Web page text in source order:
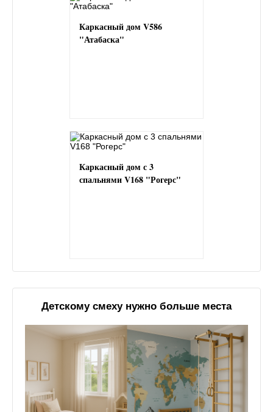
Каркасный дом V586
"Атабаска"
Каркасный дом с 3
спальнями V168 "Рогерс"
Детскому смеху нужно больше места